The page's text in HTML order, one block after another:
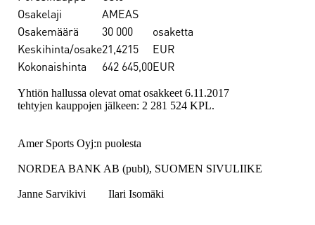
Osakelaji
AMEAS
Osakemäärä
30 000
osaketta
Keskihinta/osake21,4215
EUR
Kokonaishinta
642 645,00EUR
Yhtiön hallussa olevat omat osakkeet 6.11.2017
tehtyjen kauppojen jälkeen: 2 281 524 KPL.
Amer Sports Oyj:n puolesta
NORDEA BANK AB (publ), SUOMEN SIVULIIKE
Janne Sarvikivi Ilari Isomäki